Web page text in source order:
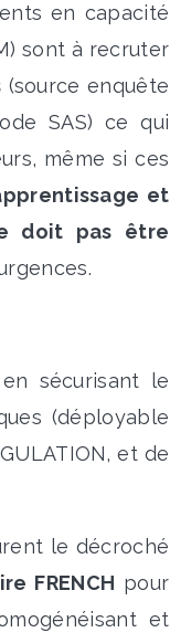
en capacité
sont à recruter
(source enquête
SAS) ce qui
même si ces
et
doit pas être
sécurisant le
(déployable
et de
le décroché
FRENCH pour
et